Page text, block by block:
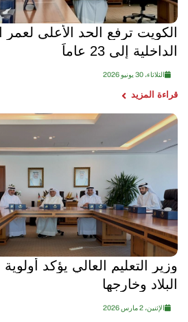
الكويت ترفع الحد الأعلى لعمر
الداخلية إلى 23 عاماً
الثلاثاء، 30 يونيو 2026
قراءة المزيد
وزير التعليم العالي يؤكد
البلاد وخارجها
الإثنين، 2 مارس 2026